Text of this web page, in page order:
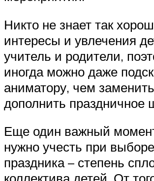
Никто не знает так
интересы и увлечения
учитель и родители,
иногда можно даже
аниматору, чем
дополнить праздничное
Еще один важный
нужно учесть при
праздника – степень